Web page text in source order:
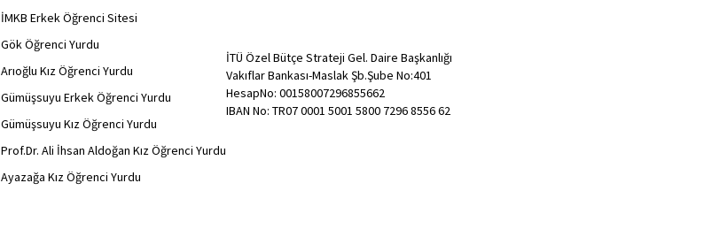
İTÜ Özel Bütçe Strateji Gel. Daire Başkanlığı
Vakıflar Bankası-Maslak Şb.Şube No:401
HesapNo: 00158007296855662
IBAN No: TR07 0001 5001 5800 7296 8556 62
İMKB Erkek Öğrenci Sitesi
Gök Öğrenci Yurdu
Arıoğlu Kız Öğrenci Yurdu
Gümüşsuyu Erkek Öğrenci Yurdu
Gümüşsuyu Kız Öğrenci Yurdu
Prof.Dr. Ali İhsan Aldoğan Kız Öğrenci Yurdu
Ayazağa Kız Öğrenci Yurdu